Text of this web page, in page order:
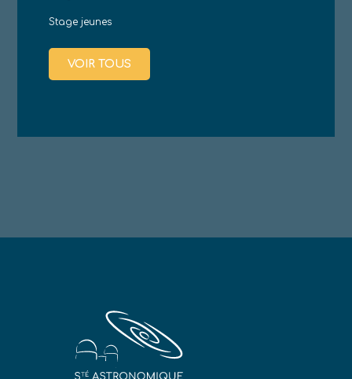
Stage jeunes
VOIR TOUS